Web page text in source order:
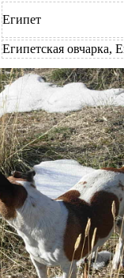
Египет
Египетская овчарка,